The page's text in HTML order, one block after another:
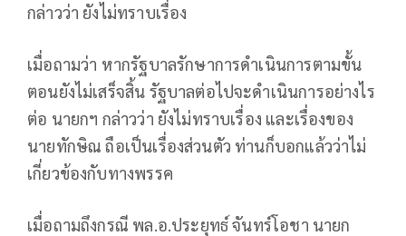
กล่าวว่า ยังไม่ทราบเรื่อง
เมื่อถามว่า หากรัฐบาลรักษาการดำเนินการตามขั้น
ตอนยังไม่เสร็จสิ้น รัฐบาลต่อไปจะดำเนินการอย่างไร
ต่อ นายกฯ กล่าวว่า ยังไม่ทราบเรื่อง และเรื่องของ
นายทักษิณ ถือเป็นเรื่องส่วนตัว ท่านก็บอกแล้วว่าไม่
เกี่ยวข้องกับทางพรรค
เมื่อถามถึงกรณี พล.อ.ประยุทธ์ จันทร์โอชา นายก